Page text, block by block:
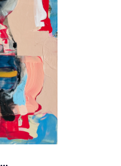
Láska mezi liniemi